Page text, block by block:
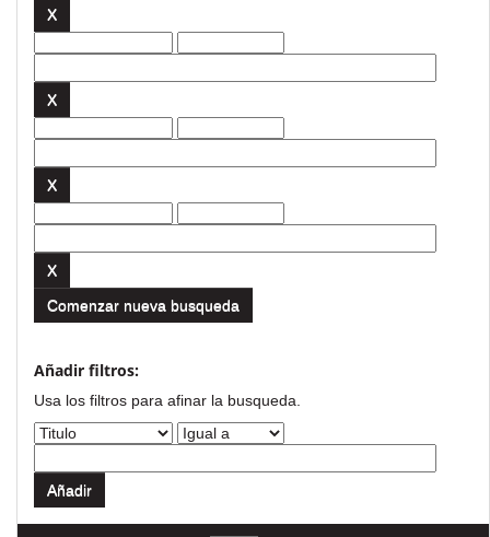
Comenzar nueva busqueda
Añadir filtros:
Usa los filtros para afinar la busqueda.